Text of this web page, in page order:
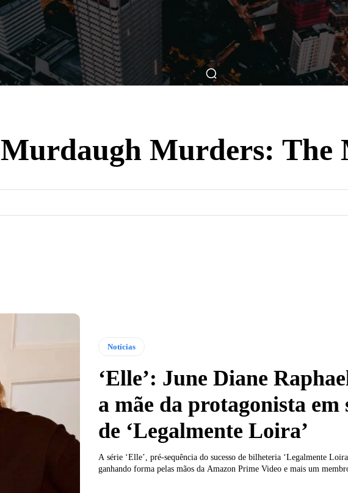
Notícias Críticas Breve Nos Cinemas Matérias Nos Cinemas
Murdaugh Murders: The
Notícias
‘Elle’: June Diane
a mãe da protagonista em
de ‘Legalmente Loira’
A série ‘Elle’, pré-sequência do sucesso de bilheteria ‘Legalmente
ganhando forma pelas mãos da Amazon Prime Video e mais um